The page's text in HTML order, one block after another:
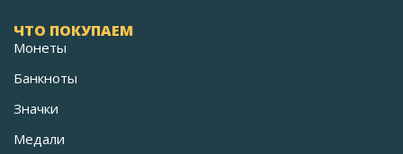
ЧТО ПОКУПАЕМ
Монеты
Банкноты
Значки
Медали